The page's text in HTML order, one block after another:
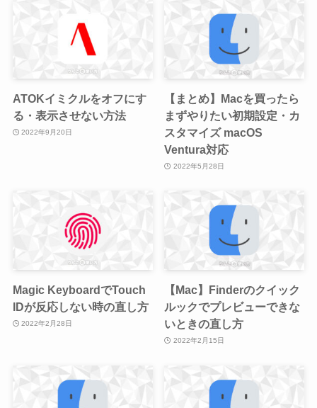
ATOKイミクルをオフにす
る・表示させない方法
2022年9月20日
【まとめ】Macを買ったら
まずやりたい初期設定・カ
スタマイズ macOS
Ventura対応
2022年5月28日
Magic KeyboardでTouch
IDが反応しない時の直し方
2022年2月28日
【Mac】Finderのクイック
ルックでプレビューできな
いときの直し方
2022年2月15日